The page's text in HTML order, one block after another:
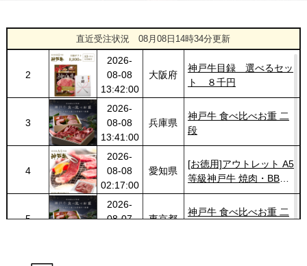
直近受注状況08月08日14時34分更新
1
08-08
13:45:00
兵庫県
特選ももしゃぶしゃぶ
200g〜１kg
2
2026-
08-08
13:42:00
大阪府
神戸牛目録 選べるセッ
ト ８千円
3
2026-
08-08
13:41:00
兵庫県
神戸牛 食べ比べお重 二
段
4
2026-
08-08
02:17:00
愛知県
[お徳用]アウトレット A5
等級神戸牛 焼肉・BBQ
セット (500g・1kg・
1.5kg)
5
2026-
08-07
東京都
神戸牛 食べ比べお重 二